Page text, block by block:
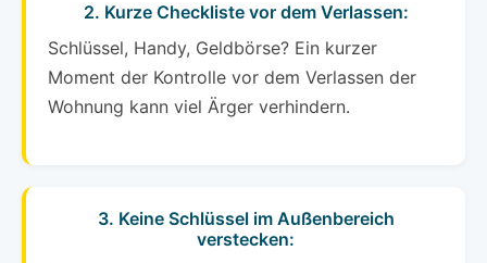
2. Kurze Checkliste vor dem Verlassen:
Schlüssel, Handy, Geldbörse? Ein kurzer
Moment der Kontrolle vor dem Verlassen der
Wohnung kann viel Ärger verhindern.
3. Keine Schlüssel im Außenbereich
verstecken: